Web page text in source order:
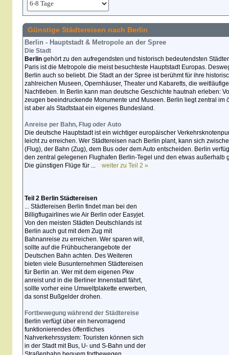
Günstige Städtereisen nach Berlin
Berlin - Hauptstadt & Metropole an der Spree
Die Stadt
Berlin gehört zu den aufregendsten und historisch bedeutendsten
Paris ist die Metropole die meist besuchteste Hauptstadt Europas.
Berlin auch so beliebt. Die Stadt an der Spree ist berühmt für ihre
zahlreichen Museen, Opernhäuser, Theater und Kabaretts, die
Nachtleben. In Berlin kann man deutsche Geschichte hautnah erleben:
zeugen beeindruckende Monumente und Museen. Berlin liegt zentral im
ist aber als Stadtstaat ein eigenes Bundesland.
Anreise per Bahn, Flug oder Auto
Die deutsche Hauptstadt ist ein wichtiger europäischer
leicht zu erreichen. Wer Städtereisen nach Berlin plant, kann sich
(Flug), der Bahn (Zug), dem Bus oder dem Auto entscheiden. Berlin
den zentral gelegenen Flughafen Berlin-Tegel und den etwas außerhalb
Die günstigen Flüge für ... weiter zu Teil 2 »
Teil 2 Berlin Städtereisen
... Städtereisen Berlin findet man bei den
Billigflugairlines wie Air Berlin oder Easyjet.
Von den meisten Städten Deutschlands ist
Berlin auch gut mit dem Zug mit
Bahnanreise zu erreichen. Wer sparen will,
sollte auf die Frühbucherangebote der
Deutschen Bahn achten. Des Weiteren
bieten viele Busunternehmen Städtereisen
für Berlin an. Wer mit dem eigenen Pkw
anreist und in die Berliner Innenstadt fährt,
sollte vorher eine Umweltplakette erwerben,
da sonst Bußgelder drohen.
Fortbewegung während der Städtereise
Berlin verfügt über ein hervorragend
funktionierendes öffentliches
Nahverkehrssystem: Touristen können sich
in der Stadt mit Bus, U- und S-Bahn und der